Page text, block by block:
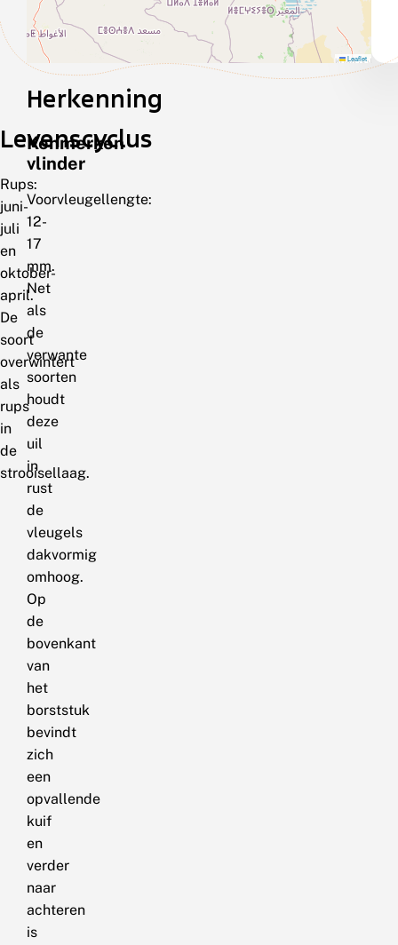
Leaflet
Levenscyclus
Rups:
juni-
juli
en
oktober-
april.
De
soort
overwintert
als
rups
in
de
strooisellaag.
Herkenning
Kenmerken
vlinder
Voorvleugellengte:
12-
17
mm.
Net
als
de
verwante
soorten
houdt
deze
uil
in
rust
de
vleugels
dakvormig
omhoog.
Op
de
bovenkant
van
het
borststuk
bevindt
zich
een
opvallende
kuif
en
verder
naar
achteren
is